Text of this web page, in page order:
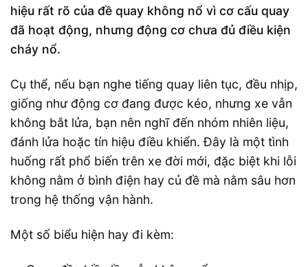
hiệu rất rõ của đề quay không nổ vì cơ cấu quay
đã hoạt động, nhưng động cơ chưa đủ điều kiện
cháy nổ.
Cụ thể, nếu bạn nghe tiếng quay liên tục, đều nhịp,
giống như động cơ đang được kéo, nhưng xe vẫn
không bắt lửa, bạn nên nghĩ đến nhóm nhiên liệu,
đánh lửa hoặc tín hiệu điều khiển. Đây là một tình
huống rất phổ biến trên xe đời mới, đặc biệt khi lỗi
không nằm ở bình điện hay củ đề mà nằm sâu hơn
trong hệ thống vận hành.
Một số biểu hiện hay đi kèm: